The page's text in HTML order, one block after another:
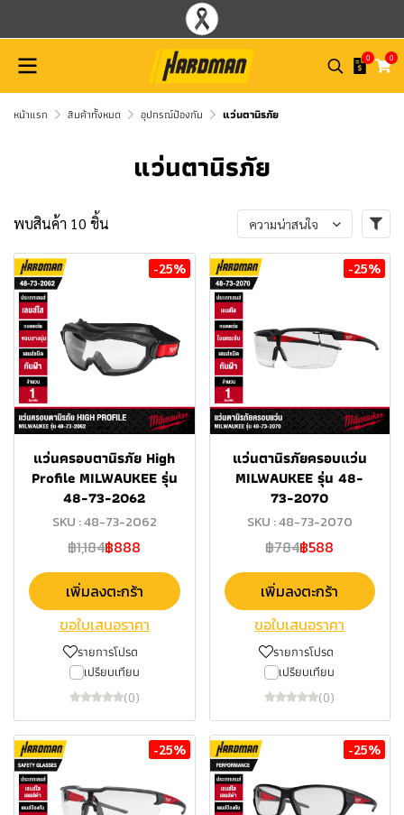
0 0
หน้าแรก สินค้าทั้งหมด อุปกรณ์ป้องกัน แว่นตานิรภัย
แว่นตานิรภัย
พบสินค้า 10 ชิ้น ความน่าสนใจ
-25%
แว่นครอบตานิรภัย High
Profile MILWAUKEE รุ่น
48-73-2062
SKU : 48-73-2062
฿1,184฿888
เพิ่มลงตะกร้า
ขอใบเสนอราคา
รายการโปรด
เปรียบเทียบ
(0)
-25%
แว่นตานิรภัยครอบแว่น
MILWAUKEE รุ่น 48-
73-2070
SKU : 48-73-2070
฿784฿588
เพิ่มลงตะกร้า
ขอใบเสนอราคา
รายการโปรด
เปรียบเทียบ
(0)
-25% -25%